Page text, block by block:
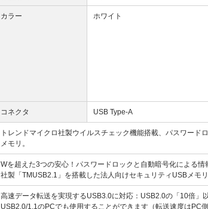
カラー ホワイト
コネクタ USB Type-A
トレンドマイクロ社製ウイルスチェック機能搭載、パスワー
メモリ。
Wを超えた3つの安心！パスワードロックと自動暗号化による
社製「TMUSB2.1」を搭載した法人向けセキュリティUSBメモリ
高速データ転送を実現するUSB3.0に対応：USB2.0の「10倍」
USB2.0/1.1のPCでも使用することができます（転送速度はPC